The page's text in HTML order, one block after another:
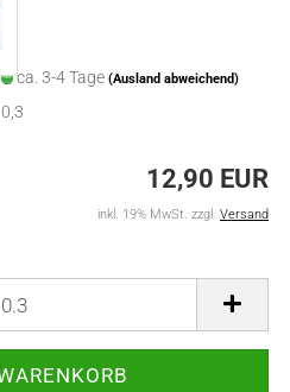
ca. 3-4 Tage (Ausland abweichend)
0,3
12,90 EUR
inkl. 19% MwSt. zzgl. Versand